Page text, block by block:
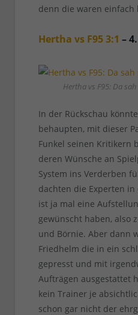
denn die waren einfach
Hertha vs F95 3:1 –
Hertha vs F95: Da
In der Rückschau
behaupten, mit dieser
Funkel seinen Kritikern
deren Wünsche an
System ins Verderben
dachten die Experten in
ist ja mal eine
gewünscht haben, also
und Börnie. Aber dann
Friedhelm die in ein
gepresst und mit
Aufträgen ausgestattet
kein Trainer je
schon gar nicht der